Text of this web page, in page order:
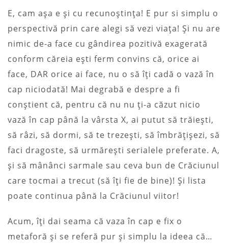
E, cam așa e și cu recunoștința! E pur si simplu o
perspectivă prin care alegi să vezi viața! Și nu are
nimic de-a face cu gândirea pozitivă exagerată
conform căreia ești ferm convins că, orice ai
face, DAR orice ai face, nu o să îți cadă o vază în
cap niciodată! Mai degrabă e despre a fi
conștient că, pentru că nu nu ți-a căzut nicio
vază în cap până la vârsta X, ai putut să trăiești,
să râzi, să dormi, să te trezești, să îmbrățișezi, să
faci dragoste, să urmărești serialele preferate. A,
și să mânânci sarmale sau ceva bun de Crăciunul
care tocmai a trecut (să îți fie de bine)! Și lista
poate continua până la Crăciunul viitor!
Acum, îți dai seama că vaza în cap e fix o
metaforă și se referă pur și simplu la ideea că…